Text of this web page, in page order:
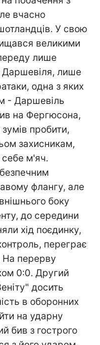
вчасно
У свою
великими
лише
лише
одна з яких
- Даршевіль
на Фергюсона,
пробити,
захисникам,
себе м'яч.
флангу, але
боку
до середини
хід поєдинку,
переграє
На перерву
0:0. Другий
досить
в оборонних
на ударну
бив з гострого